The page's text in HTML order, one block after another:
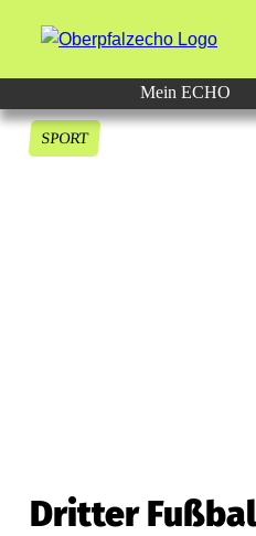
Mein ECHO
SPORT
Dritter